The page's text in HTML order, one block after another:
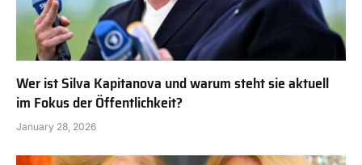
Wer ist Silva Kapitanova und warum steht sie aktuell
im Fokus der Öffentlichkeit?
January 28, 2026